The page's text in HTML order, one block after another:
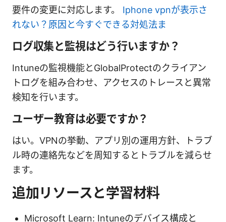
要件の変更に対応します。 Iphone vpnが表示さ
れない？原因と今すぐできる対処法ま
ログ収集と監視はどう行いますか？
Intuneの監視機能とGlobalProtectのクライアン
トログを組み合わせ、アクセスのトレースと異常
検知を行います。
ユーザー教育は必要ですか？
はい。VPNの挙動、アプリ別の運用方針、トラブ
ル時の連絡先などを周知するとトラブルを減らせ
ます。
追加リソースと学習材料
Microsoft Learn: Intuneのデバイス構成と